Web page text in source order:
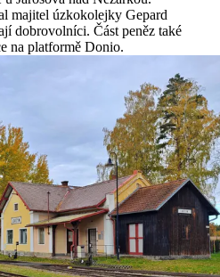
majitel úzkokolejky Gepard
dobrovolníci. Část peněz také
na platformě Donio.